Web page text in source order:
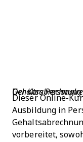
D
er Kurs Personalreferent mit Lohn- und
Dieser Online-
Ausbildung in
vorbereitet,